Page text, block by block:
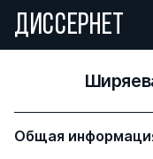
ДИССЕРНЕТ
Общая